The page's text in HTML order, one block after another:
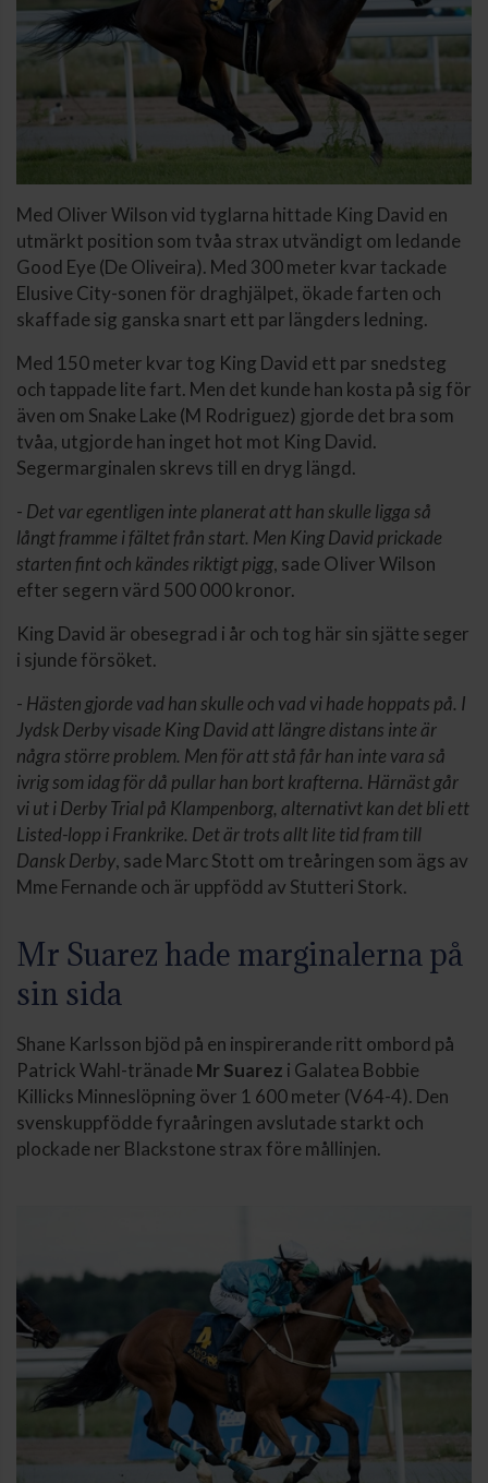
Med Oliver Wilson vid tyglarna hittade King David en
utmärkt position som tvåa strax utvändigt om ledande
Good Eye (De Oliveira). Med 300 meter kvar tackade
Elusive City-sonen för draghjälpet, ökade farten och
skaffade sig ganska snart ett par längders ledning.
Med 150 meter kvar tog King David ett par snedsteg
och tappade lite fart. Men det kunde han kosta på sig för
även om Snake Lake (M Rodriguez) gjorde det bra som
tvåa, utgjorde han inget hot mot King David.
Segermarginalen skrevs till en dryg längd.
- Det var egentligen inte planerat att han skulle ligga så
långt framme i fältet från start. Men King David prickade
starten fint och kändes riktigt pigg, sade OIiver Wilson
efter segern värd 500 000 kronor.
King David är obesegrad i år och tog här sin sjätte seger
i sjunde försöket.
- Hästen gjorde vad han skulle och vad vi hade hoppats på. I
Jydsk Derby visade King David att längre distans inte är
några större problem. Men för att stå får han inte vara så
ivrig som idag för då pullar han bort krafterna. Härnäst går
vi ut i Derby Trial på Klampenborg, alternativt kan det bli ett
Listed-lopp i Frankrike. Det är trots allt lite tid fram till
Dansk Derby, sade Marc Stott om treåringen som ägs av
Mme Fernande och är uppfödd av Stutteri Stork.
Mr Suarez hade marginalerna på
sin sida
Shane Karlsson bjöd på en inspirerande ritt ombord på
Patrick Wahl-tränade Mr Suarez i Galatea Bobbie
Killicks Minneslöpning över 1 600 meter (V64-4). Den
svenskuppfödde fyraåringen avslutade starkt och
plockade ner Blackstone strax före mållinjen.